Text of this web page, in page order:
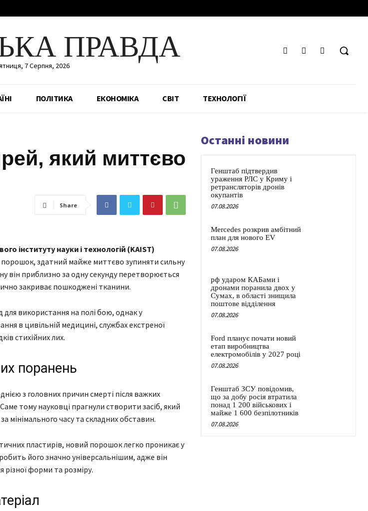
ПРАВДА
7 Серпня, 2026
ПОЛІТИКА ЕКОНОМІКА СВІТ ТЕХНОЛОГІЇ
який миттєво
Share
інституту науки і технологій (KAIST)
здатний майже миттєво зупиняти сильну
він приблизно за одну секунду перетворюється
закриває пошкоджені тканини.
використання на полі бою, однак у
в цивільній медицині, службах екстреної
стихійних лих.
поранень
з головних причин смерті після важких
тому науковці прагнули створити засіб, який
мінімального часу та складних обставин.
пластирів, новий порошок легко проникає у
його значно універсальнішим, адже він
форми та розміру.
Останні новини
Генштаб підтвердив
ураження РЛС у Криму і
ретрансляторів дронів
окупантів
07.08.2026
Mercedes розкрив амбітний
план для нового EV
07.08.2026
рф ударом КАБами і
дронами поранила двох у
Сумах, в області знищила
поштове відділення
07.08.2026
Ford планує почати новий
етап виробництва
електромобілів у 2027 році
07.08.2026
Генштаб ЗСУ повідомив,
що за добу росія втратила
понад 1 200 військових і
майже 1 600 безпілотників
07.08.2026